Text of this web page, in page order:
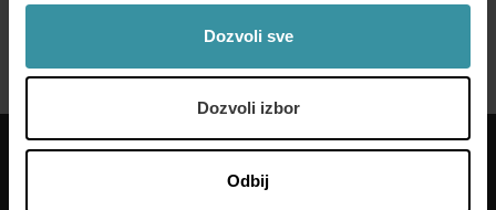
Dozvoli sve
Dozvoli izbor
Odbij
Telefon: +381 11 630 04 03